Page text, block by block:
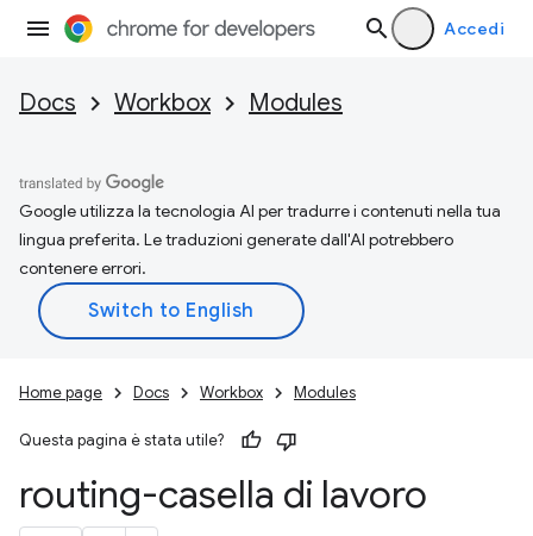
Accedi
Docs Workbox Modules
Google utilizza la tecnologia AI per tradurre i contenuti nella tua
lingua preferita. Le traduzioni generate dall'AI potrebbero
contenere errori.
Home page Docs Workbox Modules
Questa pagina è stata utile?
routing-casella di lavoro